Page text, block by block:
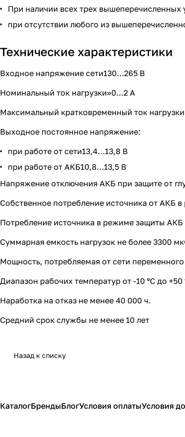
При наличии всех трех вышеперечисленных
при отсутствии любого из
Технические характеристики
Входное напряжение сети130…265 В
Номинальный ток нагрузки»0...2 А
Максимальный кратковременный ток
Выходное постоянное напряжение:
при работе от сети13,4…13,8 В
при работе от АКБ10,8…13,5 В
Напряжение отключения АКБ при защите от
Собственное потребление источника от АКБ
Потребление источника в режиме защиты АКБ
Суммарная емкость нагрузок не более 3300
Мощность, потребляемая от сети
Диапазон рабочих температур от -10 ºС до +50
Наработка на отказ не менее 40 000 ч.
Средний срок службы не менее 10 лет
Назад к списку
КаталогБрендыБлогУсловия оплатыУсловия